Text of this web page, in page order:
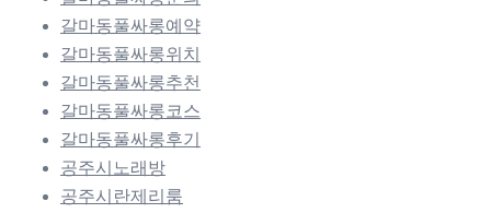
갈마동풀싸롱예약
갈마동풀싸롱위치
갈마동풀싸롱추천
갈마동풀싸롱코스
갈마동풀싸롱후기
공주시노래방
공주시란제리룸